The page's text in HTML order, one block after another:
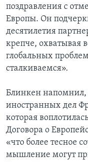
поздравления с
Европы. Он
десятилетия
крепче, охватывая
глобальных
сталкиваемся».
Блинкен напомнил,
иностранных дел
которая
Договора о
«что более тесное
мышление могут